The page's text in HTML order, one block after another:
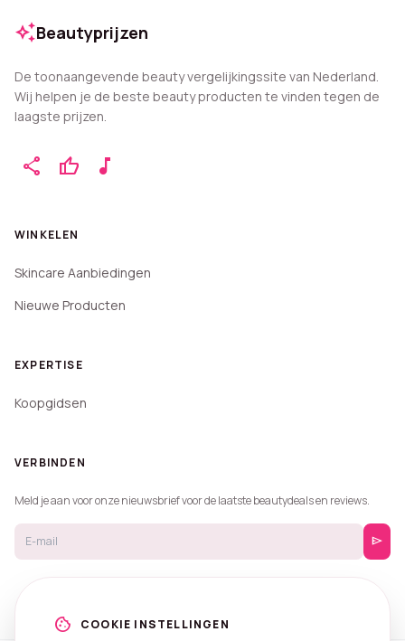
auto_awesomeBeautyprijzen
De toonaangevende beauty vergelijkingssite van Nederland.
Wij helpen je de beste beauty producten te vinden tegen de
laagste prijzen.
share thumb_up music_note
WINKELEN
Skincare Aanbiedingen
Nieuwe Producten
EXPERTISE
Koopgidsen
VERBINDEN
Meld je aan voor onze nieuwsbrief voor de laatste beautydeals en reviews.
send
cookie COOKIE INSTELLINGEN